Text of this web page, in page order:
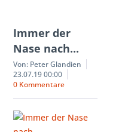
Immer der
Nase nach...
Von: Peter Glandien
23.07.19 00:00
0 Kommentare